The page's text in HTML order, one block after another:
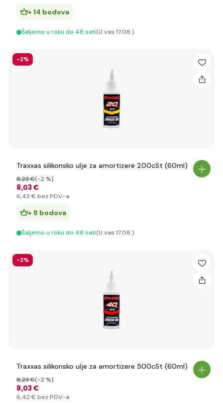
+ 14 bodova
Šaljemo u roku do 48 sati(U vas 17.08.)
-2%
Traxxas silikonsko ulje za amortizere 200cSt (60ml)
8,03 €
8,23 €(-2 %)
6,42 € bez PDV-a
+ 8 bodova
Šaljemo u roku do 48 sati(U vas 17.08.)
-2%
Traxxas silikonsko ulje za amortizere 500cSt (60ml)
8,03 €
8,23 €(-2 %)
6,42 € bez PDV-a